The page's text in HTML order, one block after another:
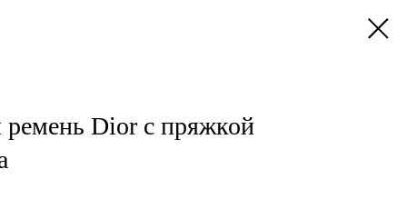
Dior с пряжкой